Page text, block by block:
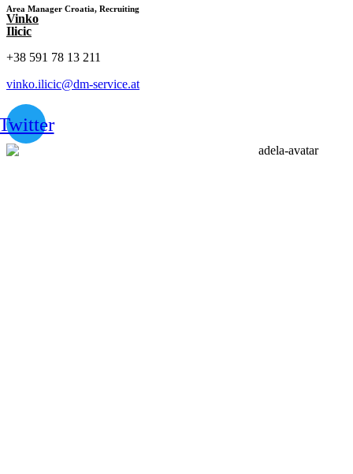
Area Manager Croatia, Recruiting
Vinko
Ilicic
+38 591 78 13 211
vinko.ilicic@dm-service.at